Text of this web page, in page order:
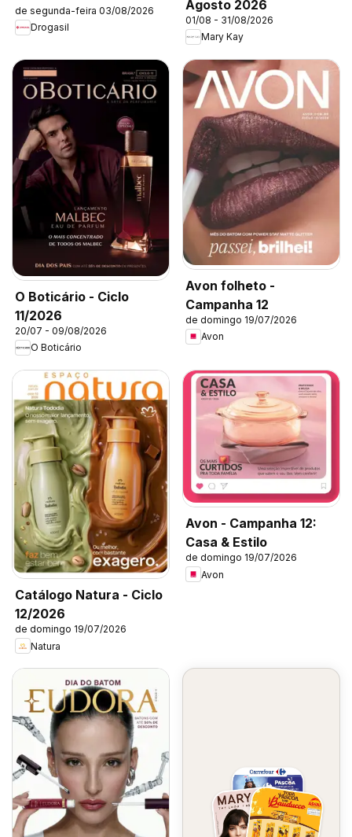
de segunda-feira 03/08/2026
Drogasil
Agosto 2026
01/08 - 31/08/2026
Mary Kay
O Boticário - Ciclo
11/2026
20/07 - 09/08/2026
O Boticário
Avon folheto -
Campanha 12
de domingo 19/07/2026
Avon
Catálogo Natura - Ciclo
12/2026
de domingo 19/07/2026
Natura
Avon - Campanha 12:
Casa & Estilo
de domingo 19/07/2026
Avon